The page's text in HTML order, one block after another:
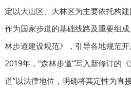
定以大山区、大林区为主要依托构
作为国家步道的基础线路及重要组
林步道建设规范》，引导各地规范开
2019年，“森林步道”写入新修订的
道”以法律地位，明确将其定性为直